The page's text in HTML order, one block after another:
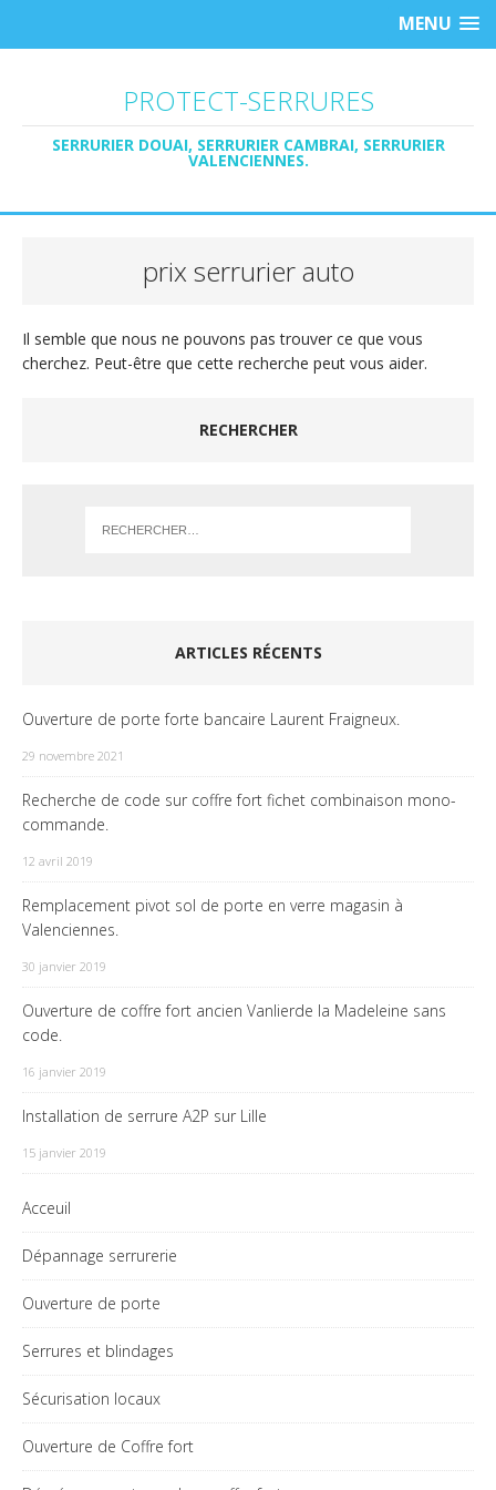
MENU
PROTECT-SERRURES
SERRURIER DOUAI, SERRURIER CAMBRAI, SERRURIER
VALENCIENNES.
prix serrurier auto
Il semble que nous ne pouvons pas trouver ce que vous
cherchez. Peut-être que cette recherche peut vous aider.
RECHERCHER
ARTICLES RÉCENTS
Ouverture de porte forte bancaire Laurent Fraigneux.
29 novembre 2021
Recherche de code sur coffre fort fichet combinaison mono-
commande.
12 avril 2019
Remplacement pivot sol de porte en verre magasin à
Valenciennes.
30 janvier 2019
Ouverture de coffre fort ancien Vanlierde la Madeleine sans
code.
16 janvier 2019
Installation de serrure A2P sur Lille
15 janvier 2019
Acceuil
Dépannage serrurerie
Ouverture de porte
Serrures et blindages
Sécurisation locaux
Ouverture de Coffre fort